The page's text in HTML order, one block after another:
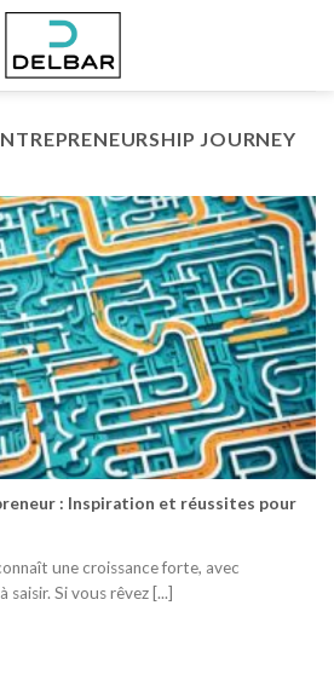
JOURNEY
: Inspiration et réussites pour
une croissance forte, avec
Si vous rêvez [...]